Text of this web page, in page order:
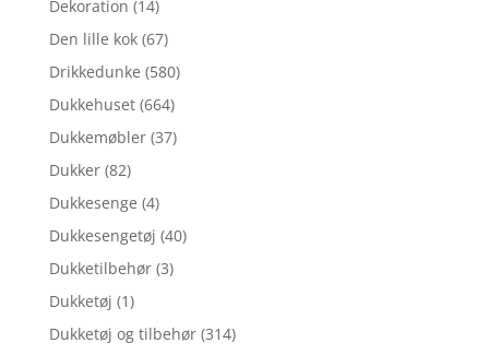
Dekoration (14)
Den lille kok (67)
Drikkedunke (580)
Dukkehuset (664)
Dukkemøbler (37)
Dukker (82)
Dukkesenge (4)
Dukkesengetøj (40)
Dukketilbehør (3)
Dukketøj (1)
Dukketøj og tilbehør (314)